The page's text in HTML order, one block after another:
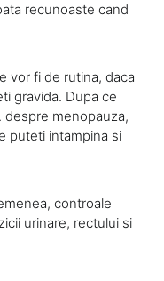
recunoaste cand
vor fi de rutina, daca
gravida. Dupa ce
despre menopauza,
puteti intampina si
controale
urinare, rectului si